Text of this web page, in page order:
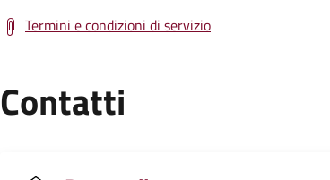
Termini e condizioni di servizio
Contatti